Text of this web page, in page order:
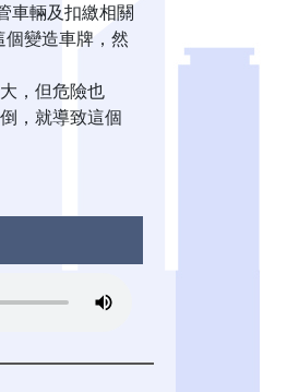
車輛及扣繳相關
變造車牌，然
，但危險也
，就導致這個